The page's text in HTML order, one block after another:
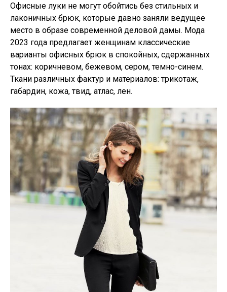
Офисные луки не могут обойтись без стильных и
лаконичных брюк, которые давно заняли ведущее
место в образе современной деловой дамы. Мода
2023 года предлагает женщинам классические
варианты офисных брюк в спокойных, сдержанных
тонах: коричневом, бежевом, сером, темно-синем.
Ткани различных фактур и материалов: трикотаж,
габардин, кожа, твид, атлас, лен.